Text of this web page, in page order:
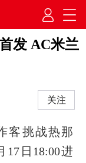
发 AC米兰
关注
客挑战热那
日18:00进